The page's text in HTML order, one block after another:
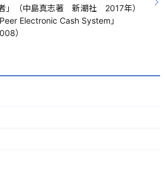
」（中島真志著 新潮社 2017年）
Electronic Cash System」
）